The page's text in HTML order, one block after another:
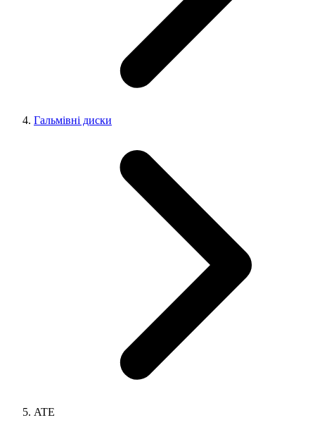
Гальмівні диски
ATE